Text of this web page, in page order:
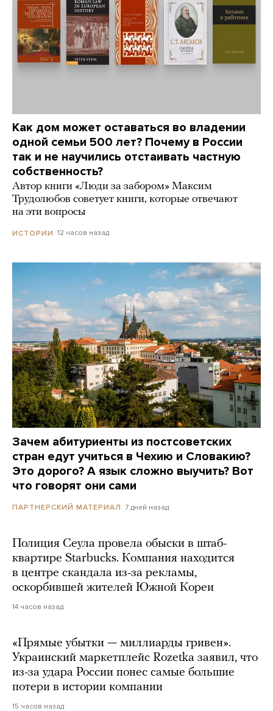
Как дом может оставаться во владении
одной семьи 500 лет? Почему в России
так и не научились отстаивать частную
собственность?
Автор книги «Люди за забором» Максим
Трудолюбов советует книги, которые отвечают
на эти вопросы
ИСТОРИИ 12 часов назад
Зачем абитуриенты из постсоветских
стран едут учиться в Чехию и Словакию?
Это дорого? А язык сложно выучить? Вот
что говорят они сами
ПАРТНЕРСКИЙ МАТЕРИАЛ 7 дней назад
Полиция Сеула провела обыски в штаб-
квартире Starbucks. Компания находится
в центре скандала из-за рекламы,
оскорбившей жителей Южной Кореи
14 часов назад
«Прямые убытки — миллиарды гривен».
Украинский маркетплейс Rozetka заявил, что
из-за удара России понес самые большие
потери в истории компании
15 часов назад